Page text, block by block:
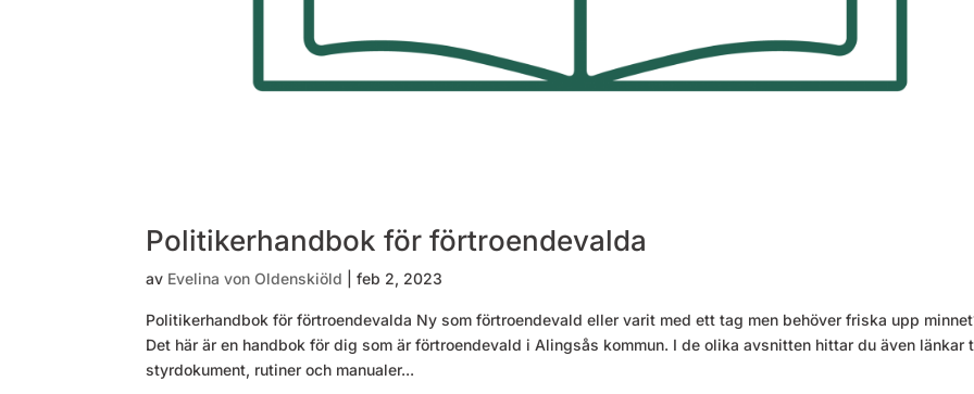
Politikerhandbok för förtroendevalda
av Evelina von Oldenskiöld |feb 2, 2023
Politikerhandbok för förtroendevalda Ny som förtroendevald eller varit med ett tag men behöver friska upp
Det här är en handbok för dig som är förtroendevald i Alingsås kommun. I de olika avsnitten hittar du även länkar
styrdokument, rutiner och manualer...